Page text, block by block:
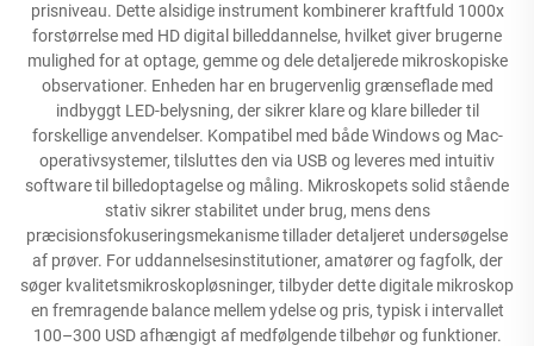
prisniveau. Dette alsidige instrument kombinerer kraftfuld 1000x
forstørrelse med HD digital billeddannelse, hvilket giver brugerne
mulighed for at optage, gemme og dele detaljerede mikroskopiske
observationer. Enheden har en brugervenlig grænseflade med
indbyggt LED-belysning, der sikrer klare og klare billeder til
forskellige anvendelser. Kompatibel med både Windows og Mac-
operativsystemer, tilsluttes den via USB og leveres med intuitiv
software til billedoptagelse og måling. Mikroskopets solid stående
stativ sikrer stabilitet under brug, mens dens
præcisionsfokuseringsmekanisme tillader detaljeret undersøgelse
af prøver. For uddannelsesinstitutioner, amatører og fagfolk, der
søger kvalitetsmikroskopløsninger, tilbyder dette digitale mikroskop
en fremragende balance mellem ydelse og pris, typisk i intervallet
100–300 USD afhængigt af medfølgende tilbehør og funktioner.